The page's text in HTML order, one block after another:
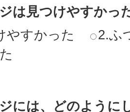
は見つけやすかっ
やすかった
2.ふ
には、どのように